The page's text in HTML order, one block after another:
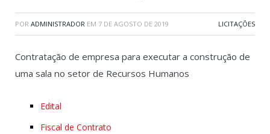
POR ADMINISTRADOR EM 7 DE AGOSTO DE 2019 LICITAÇÕES
Contratação de empresa para executar a construção de
uma sala no setor de Recursos Humanos
Edital
Fiscal de Contrato